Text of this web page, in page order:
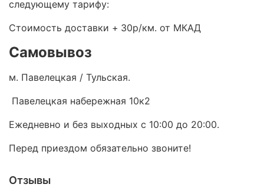
следующему тарифу:
Стоимость доставки + 30р/км. от МКАД
Самовывоз
м. Павелецкая / Тульская.
Павелецкая набережная 10к2
Ежедневно и без выходных с 10:00 до 20:00.
Перед приездом обязательно звоните!
Отзывы